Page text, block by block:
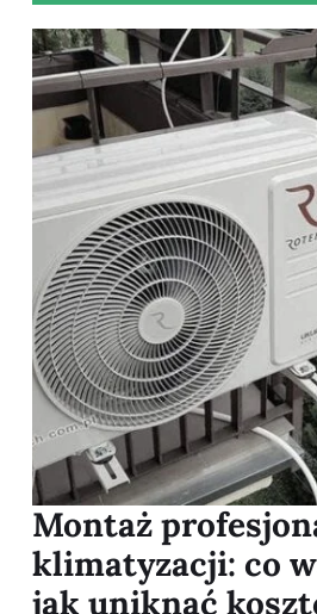
Montaż
klimatyzacji: co
jak uniknąć